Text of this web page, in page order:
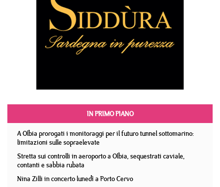
IN PRIMO PIANO
A Olbia prorogati i monitoraggi per il futuro tunnel sottomarino:
limitazioni sulle sopraelevate
Stretta sui controlli in aeroporto a Olbia, sequestrati caviale,
contanti e sabbia rubata
Nina Zilli in concerto lunedì a Porto Cervo